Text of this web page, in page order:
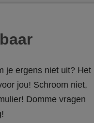
je ergens niet uit? Het
jou! Schroom niet,
Domme vragen